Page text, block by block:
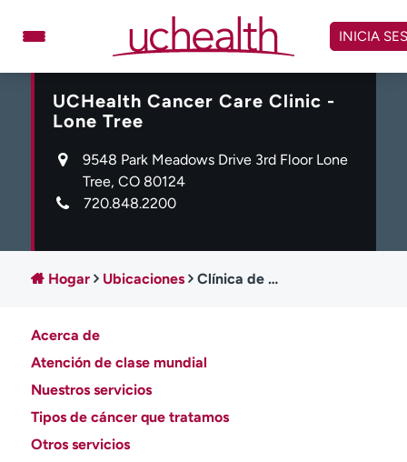
contenido
Médicos
Especialidades
Ubicaciones
Atención de urgencia
Dar
Carreras
Acerca de UCHealth
Ready. Set. CO.
Ensayos clínicos
Empleados
INICIA
UCHealth Cancer Care Clinic -
Lone Tree
9548 Park Meadows Drive 3rd Floor Lone
Tree, CO 80124
720.848.2200
Hogar Ubicaciones Clínica de Atención Oncológica UCHealth - Lone Tree
Acerca de
Atención de clase mundial
Nuestros servicios
Tipos de cáncer que tratamos
Otros servicios